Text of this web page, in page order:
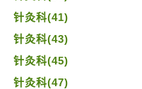
针灸科(41)
针灸科(43)
针灸科(45)
针灸科(47)